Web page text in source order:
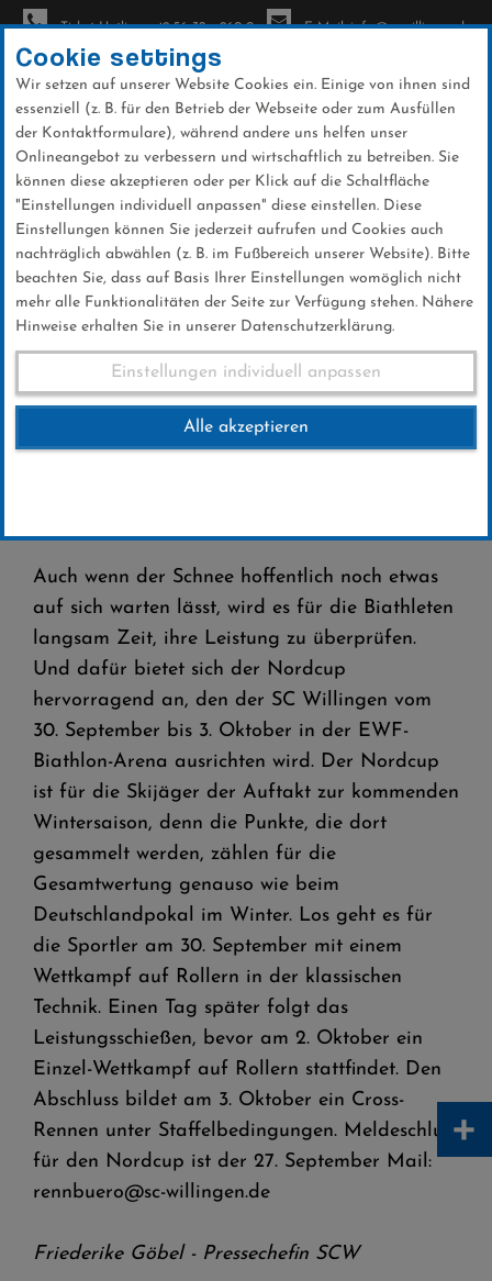
Direkt
zum
Inhalt
Ticket-Hotline: +49 56 32 - 960-0 E-Mail: info@sc-willingen.de
Biathlon Nordcup 2016
Biathlon Nordcup 2016
30.SEPTEMBER 2016
Auch wenn der Schnee hoffentlich noch etwas
auf sich warten lässt, wird es für die Biathleten
langsam Zeit, ihre Leistung zu überprüfen.
Und dafür bietet sich der Nordcup
hervorragend an, den der SC Willingen vom
30. September bis 3. Oktober in der EWF-
Biathlon-Arena ausrichten wird. Der Nordcup
ist für die Skijäger der Auftakt zur kommenden
Wintersaison, denn die Punkte, die dort
gesammelt werden, zählen für die
Gesamtwertung genauso wie beim
Deutschlandpokal im Winter. Los geht es für
die Sportler am 30. September mit einem
Wettkampf auf Rollern in der klassischen
Technik. Einen Tag später folgt das
Leistungsschießen, bevor am 2. Oktober ein
Einzel-Wettkampf auf Rollern stattfindet. Den
Abschluss bildet am 3. Oktober ein Cross-
Rennen unter Staffelbedingungen. Meldeschluss
für den Nordcup ist der 27. September Mail:
rennbuero@sc-willingen.de
Friederike Göbel - Pressechefin SCW
Cookie settings
Wir setzen auf unserer Website Cookies ein. Einige von ihnen sind
essenziell (z. B. für den Betrieb der Webseite oder zum Ausfüllen
der Kontaktformulare), während andere uns helfen unser
Onlineangebot zu verbessern und wirtschaftlich zu betreiben. Sie
können diese akzeptieren oder per Klick auf die Schaltfläche
"Einstellungen individuell anpassen" diese einstellen. Diese
Einstellungen können Sie jederzeit aufrufen und Cookies auch
nachträglich abwählen (z. B. im Fußbereich unserer Website). Bitte
beachten Sie, dass auf Basis Ihrer Einstellungen womöglich nicht
mehr alle Funktionalitäten der Seite zur Verfügung stehen. Nähere
Hinweise erhalten Sie in unserer Datenschutzerklärung.
Einstellungen individuell anpassen
Alle akzeptieren
+